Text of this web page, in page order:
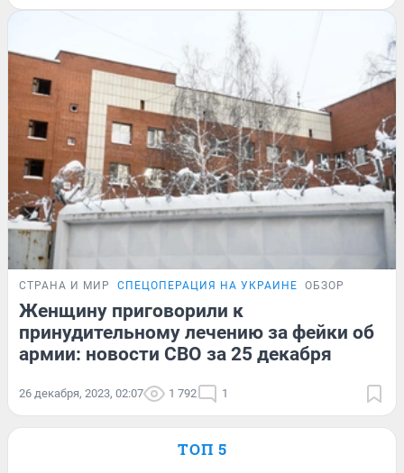
СТРАНА И МИР СПЕЦОПЕРАЦИЯ НА УКРАИНЕ ОБЗОР
Женщину приговорили к
принудительному лечению за фейки об
армии: новости СВО за 25 декабря
26 декабря, 2023, 02:07 1 792 1
ТОП 5